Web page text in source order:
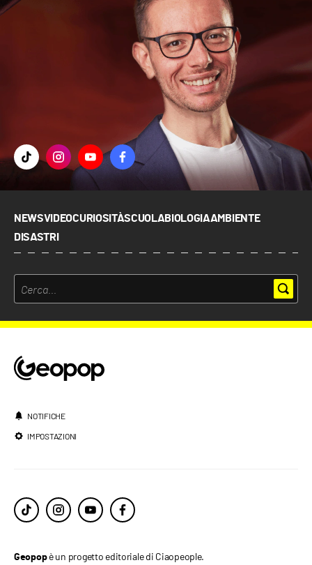
NEWSVIDEOCURIOSITÀSCUOLABIOLOGIAAMBIENTE
DISASTRI
NOTIFICHE
IMPOSTAZIONI
Geopopè un progetto editoriale di Ciaopeople.